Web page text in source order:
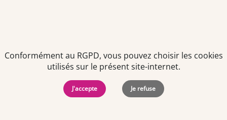
données
personnelles
Officine. Tous droits
réservés.
cookies
Conformément au RGPD, vous pouvez choisir les cookies
utilisés sur le présent site-internet.
J'accepte Je refuse